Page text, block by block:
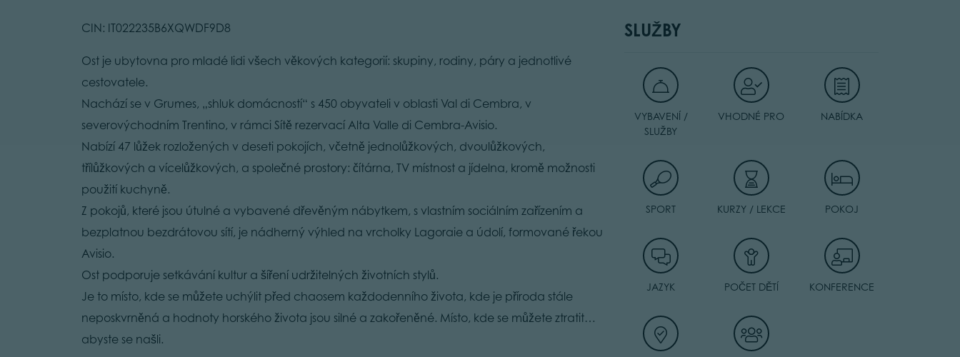
CIN: IT022235B6XQWDF9D8
Ost je ubytovna pro mladé lidi všech věkových kategorií: skupiny, rodiny, páry a jednotlivé
cestovatele.
Nachází se v Grumes, „shluk domácností“ s 450 obyvateli v oblasti Val di Cembra, v
severovýchodním Trentino, v rámci Sítě rezervací Alta Valle di Cembra-Avisio.
Nabízí 47 lůžek rozložených v deseti pokojích, včetně jednolůžkových, dvoulůžkových,
třílůžkových a vícelůžkových, a společné prostory: čítárna, TV místnost a jídelna, kromě možnosti
použití kuchyně.
Z pokojů, které jsou útulné a vybavené dřevěným nábytkem, s vlastním sociálním zařízením a
bezplatnou bezdrátovou sítí, je nádherný výhled na vrcholky Lagoraie a údolí, formované řekou
Avisio.
Ost podporuje setkávání kultur a šíření udržitelných životních stylů.
Je to místo, kde se můžete uchýlit před chaosem každodenního života, kde je příroda stále
neposkvrněná a hodnoty horského života jsou silné a zakořeněné. Místo, kde se můžete ztratit…
abyste se našli.
SLUŽBY
VYBAVENÍ /
SLUŽBY
VHODNÉ PRO NABÍDKA
SPORT KURZY / LEKCE POKOJ
JAZYK POČET DĚTÍ KONFERENCE